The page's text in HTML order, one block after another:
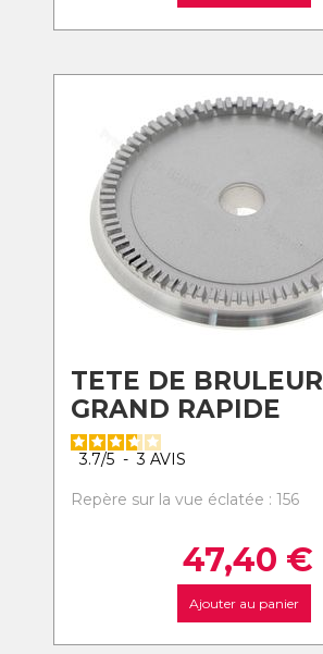
TETE DE BRULEUR
GRAND RAPIDE
3.7/5 - 3 AVIS
Repère sur la vue éclatée : 156
47,40 €
Ajouter au panier